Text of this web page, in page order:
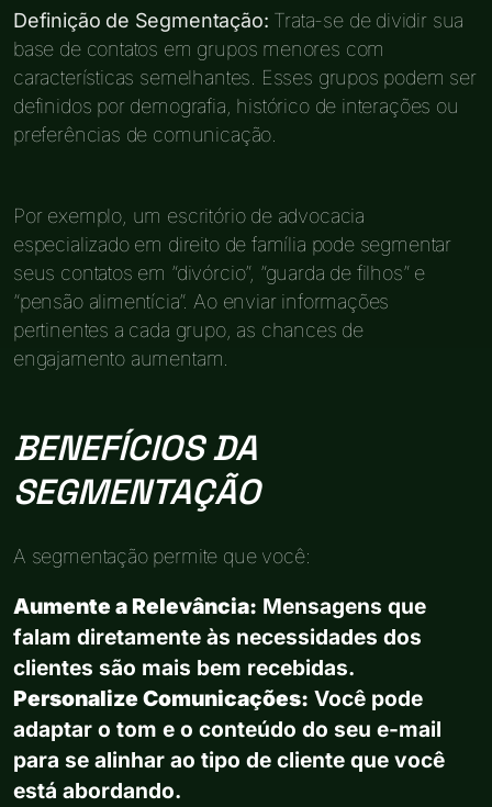
Definição de Segmentação: Trata-se de dividir sua
base de contatos em grupos menores com
características semelhantes. Esses grupos podem ser
definidos por demografia, histórico de interações ou
preferências de comunicação.
Por exemplo, um escritório de advocacia
especializado em direito de família pode segmentar
seus contatos em “divórcio”, “guarda de filhos” e
“pensão alimentícia”. Ao enviar informações
pertinentes a cada grupo, as chances de
engajamento aumentam.
BENEFÍCIOS DA
SEGMENTAÇÃO
A segmentação permite que você:
Aumente a Relevância: Mensagens que
falam diretamente às necessidades dos
clientes são mais bem recebidas.
Personalize Comunicações: Você pode
adaptar o tom e o conteúdo do seu e-mail
para se alinhar ao tipo de cliente que você
está abordando.